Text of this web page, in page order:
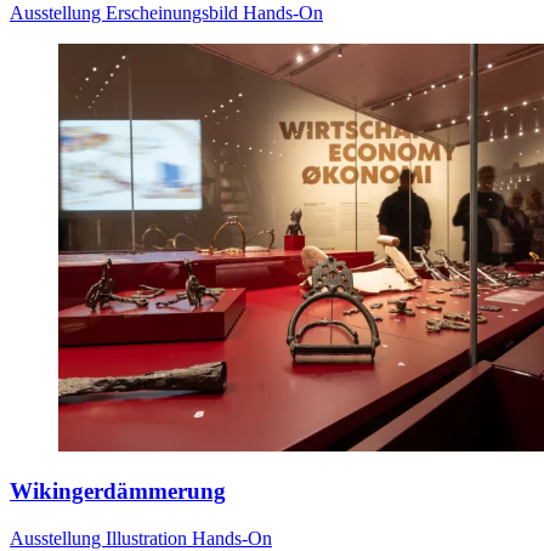
Ausstellung Erscheinungsbild Hands-On
Wikingerdämmerung
Ausstellung Illustration Hands-On